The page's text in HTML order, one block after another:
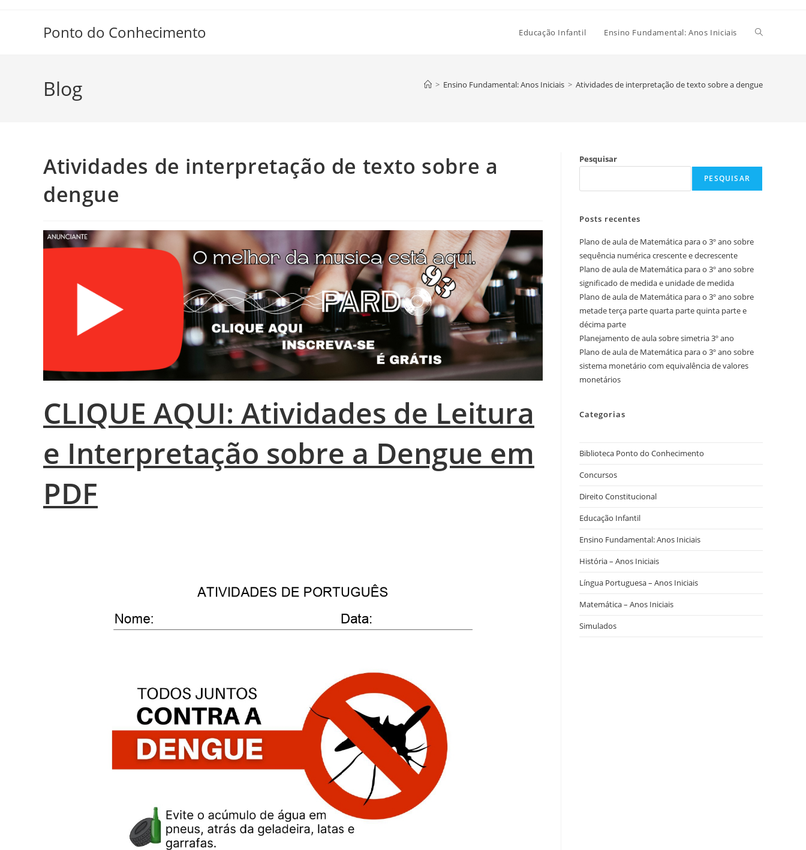
Ponto do Conhecimento Educação Infantil Ensino Fundamental: Anos Iniciais Alternar
site
Blog > Ensino Fundamental: Anos Iniciais > Atividades de interpretação de texto sobre a dengue
Atividades de interpretação de texto sobre a
dengue
CLIQUE AQUI: Atividades de Leitura
e Interpretação sobre a Dengue em
PDF
Pesquisar
PESQUISAR
Posts recentes
Plano de aula de Matemática para o 3º ano sobre
sequência numérica crescente e decrescente
Plano de aula de Matemática para o 3º ano sobre
significado de medida e unidade de medida
Plano de aula de Matemática para o 3º ano sobre
metade terça parte quarta parte quinta parte e
décima parte
Planejamento de aula sobre simetria 3º ano
Plano de aula de Matemática para o 3º ano sobre
sistema monetário com equivalência de valores
monetários
Categorias
Biblioteca Ponto do Conhecimento
Concursos
Direito Constitucional
Educação Infantil
Ensino Fundamental: Anos Iniciais
História – Anos Iniciais
Língua Portuguesa – Anos Iniciais
Matemática – Anos Iniciais
Simulados